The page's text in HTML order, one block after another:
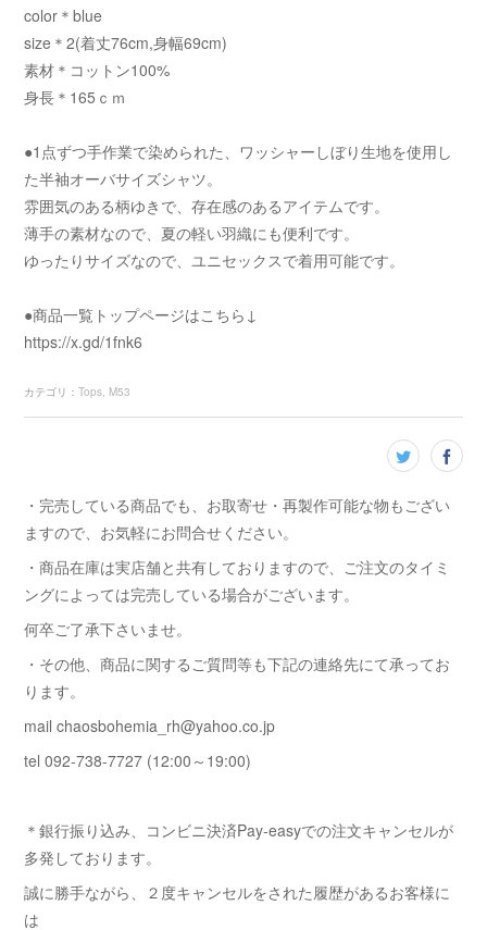
color＊blue
size＊2(着丈76cm,身幅69cm)
素材＊コットン100%
身長＊165ｃｍ
●1点ずつ手作業で染められた、ワッシャーしぼり生地を使用し
た半袖オーバサイズシャツ。
雰囲気のある柄ゆきで、存在感のあるアイテムです。
薄手の素材なので、夏の軽い羽織にも便利です。
ゆったりサイズなので、ユニセックスで着用可能です。
●商品一覧トップページはこちら↓
https://x.gd/1fnk6
カテゴリ ：Tops M53
・完売している商品でも、お取寄せ・再製作可能な物もござい
ますので、お気軽にお問合せください。
・商品在庫は実店舗と共有しておりますので、ご注文のタイミ
ングによっては完売している場合がございます。
何卒ご了承下さいませ。
・その他、商品に関するご質問等も下記の連絡先にて承ってお
ります。
mail chaosbohemia_rh@yahoo.co.jp
tel 092-738-7727 (12:00～19:00)
＊銀行振り込み、コンビニ決済Pay-easyでの注文キャンセルが
多発しております。
誠に勝手ながら、２度キャンセルをされた履歴があるお客様に
は